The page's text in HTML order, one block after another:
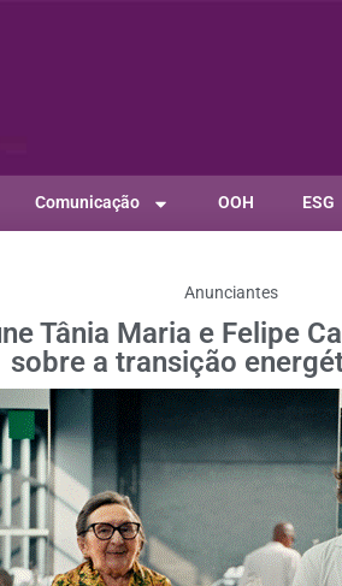
Comunicação OOH ESG
Anunciantes
Tânia Maria e Felipe
sobre a transição